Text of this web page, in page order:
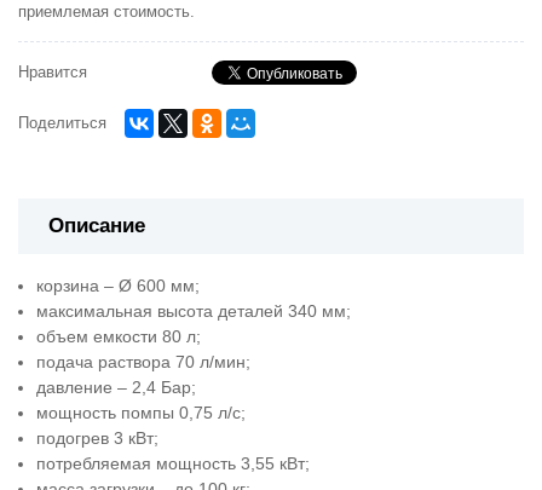
приемлемая стоимость.
Нравится
Поделиться
Описание
корзина – Ø 600 мм;
максимальная высота деталей 340 мм;
объем емкости 80 л;
подача раствора 70 л/мин;
давление – 2,4 Бар;
мощность помпы 0,75 л/с;
подогрев 3 кВт;
потребляемая мощность 3,55 кВт;